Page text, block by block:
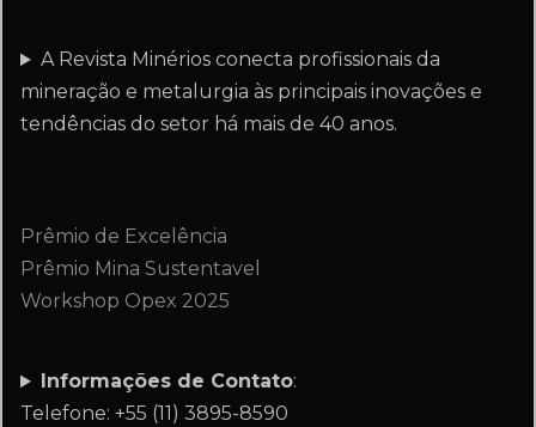
A Revista Minérios conecta profissionais da
mineração e metalurgia às principais inovações e
tendências do setor há mais de 40 anos.
Prêmio de Excelência
Prêmio Mina Sustentavel
Workshop Opex 2025
Informações de Contato:
Telefone: +55 (11) 3895-8590